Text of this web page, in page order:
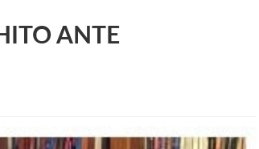
ANTE